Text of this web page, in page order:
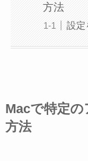
方法
設定
Macで特定
方法